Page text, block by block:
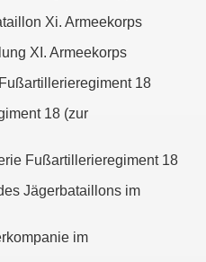
Xi. Armeekorps
XI. Armeekorps
18
18 (zur
18
Jägerbataillons im
im